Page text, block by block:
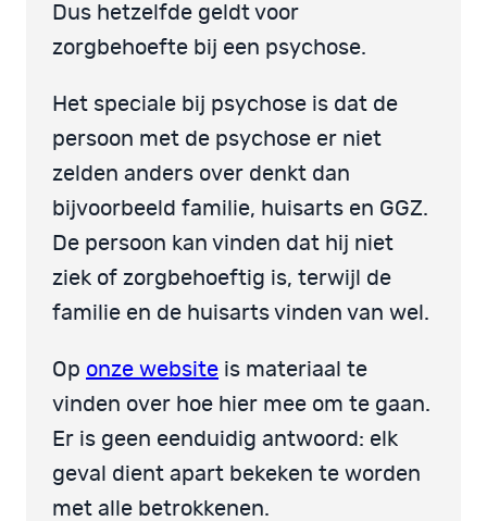
Dus hetzelfde geldt voor
zorgbehoefte bij een psychose.
Het speciale bij psychose is dat de
persoon met de psychose er niet
zelden anders over denkt dan
bijvoorbeeld familie, huisarts en GGZ.
De persoon kan vinden dat hij niet
ziek of zorgbehoeftig is, terwijl de
familie en de huisarts vinden van wel.
Op onze website is materiaal te
vinden over hoe hier mee om te gaan.
Er is geen eenduidig antwoord: elk
geval dient apart bekeken te worden
met alle betrokkenen.